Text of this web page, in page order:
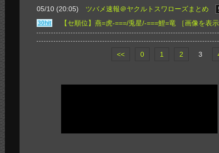
05/10 (20:05) ツバメ速報＠ヤクルトスワローズまとめ
30hit
【セ順位】燕=虎-===/兎星/-===鯉=竜 ［画像を表
<< 0 1 2 3